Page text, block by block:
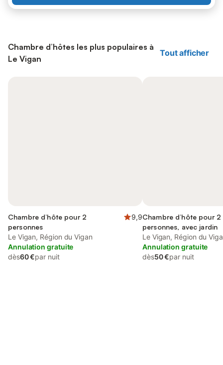
Chambre d’hôtes les plus populaires à
Le Vigan
Tout afficher
Chambre d’hôte pour 2
personnes
9,9
Le Vigan, Région du Vigan
Annulation gratuite
dès60 €par nuit
Chambre d’hôte pour 2
personnes, avec jardin
Le Vigan, Région du
Annulation gratuite
dès50 €par nuit